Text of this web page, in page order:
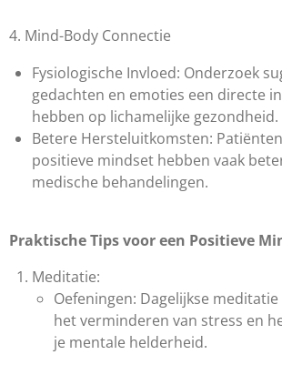
4. Mind-Body Connectie
Fysiologische Invloed: Onderzoek
gedachten en emoties een directe
hebben op lichamelijke gezondheid.
Betere Hersteluitkomsten:
positieve mindset hebben vaak
medische behandelingen.
Praktische Tips voor een Positieve
Meditatie:
Oefeningen: Dagelijkse
het verminderen van stress en
je mentale helderheid.